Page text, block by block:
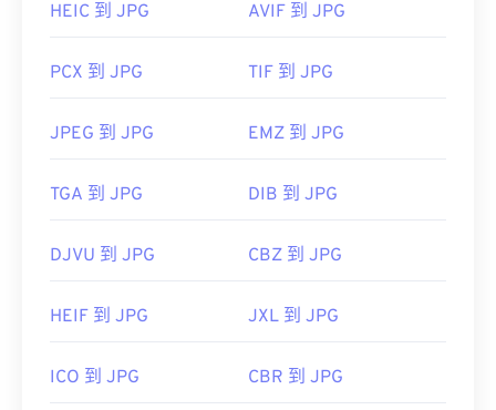
使用我們的顏色選擇器 從映像中擷取顏色
HEIC 到 JPG AVIF 到 JPG
PCX 到 JPG TIF 到 JPG
JPEG 到 JPG EMZ 到 JPG
TGA 到 JPG DIB 到 JPG
DJVU 到 JPG CBZ 到 JPG
HEIF 到 JPG JXL 到 JPG
ICO 到 JPG CBR 到 JPG